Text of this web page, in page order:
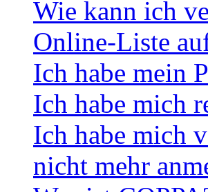
Wie kann ich
Online-Liste
Ich habe mein
Ich habe mich
Ich habe mich
nicht mehr